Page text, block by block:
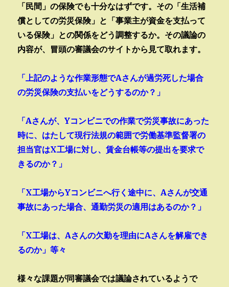
「民間」の保険でも十分なはずです。その「生活補
償としての労災保険」と「事業主が資金を支払って
いる保険」との関係をどう調整するか。その議論の
内容が、冒頭の審議会のサイトから見て取れます。
「上記のような作業形態でAさんが過労死した場合
の労災保険の支払いをどうするのか？」
「Aさんが、Yコンビニでの作業で労災事故にあった
時に、はたして現行法規の範囲で労働基準監督署の
担当官はX工場に対し、賃金台帳等の提出を要求で
きるのか？」
「X工場からYコンビニへ行く途中に、Aさんが交通
事故にあった場合、通勤労災の適用はあるのか？」
「X工場は、Aさんの欠勤を理由にAさんを解雇でき
るのか」等々
様々な課題が同審議会では議論されているようで